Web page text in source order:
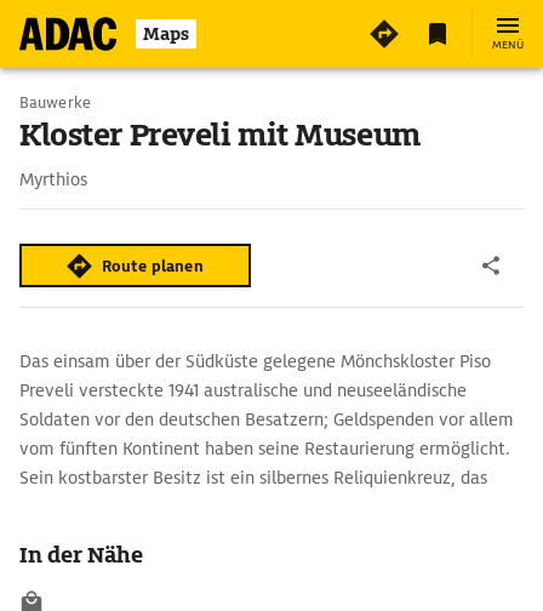
Maps MENÜ
Bauwerke
Kloster Preveli mit Museum
Myrthios
Route planen
Das einsam über der Südküste gelegene Mönchskloster Piso
Preveli versteckte 1941 australische und neuseeländische
Soldaten vor den deutschen Besatzern; Geldspenden vor allem
vom fünften Kontinent haben seine Restaurierung ermöglicht.
Sein kostbarster Besitz ist ein silbernes Reliquienkreuz, das
mündet der Megalo Potamos über einen Grobsandstrand ins
Meer, nachdem er einen verwilderten Palmenhain in einem
In der Nähe